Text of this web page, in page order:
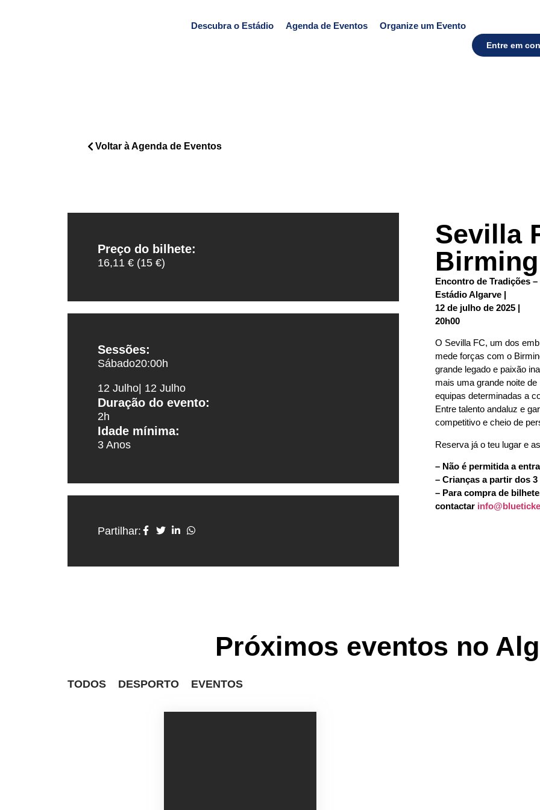
Descubra o Estádio Agenda de Eventos Organize um Evento
Entre em
Voltar à Agenda de Eventos
Preço do bilhete:
16,11 € (15 €)
Sessões:
Sábado20:00h
12 Julho | 12 Julho
Duração do evento:
2h
Idade mínima:
3 Anos
Partilhar:
Sevilla
Encontro de Tradições
Estádio Algarve |
12 de julho de 2025 |
20h00
O Sevilla FC, um dos
mede forças com o
grande legado e paixão
mais uma grande noite
equipas determinadas a
Entre talento andaluz e
competitivo e cheio de
Reserva já o teu lugar e
– Não é permitida a
– Crianças a partir dos
– Para compra de
contactar
Próximos eventos no
TODOS DESPORTO EVENTOS